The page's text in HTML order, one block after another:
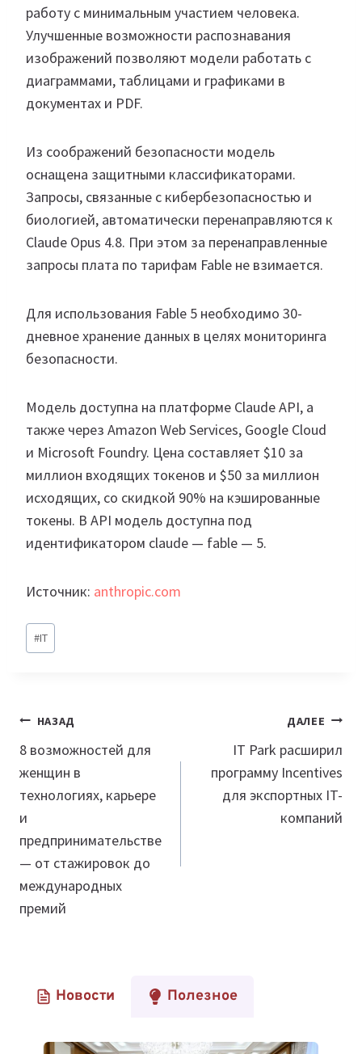
работу с минимальным участием человека.
Улучшенные возможности распознавания
изображений позволяют модели работать с
диаграммами, таблицами и графиками в
документах и PDF.
Из соображений безопасности модель
оснащена защитными классификаторами.
Запросы, связанные с кибербезопасностью и
биологией, автоматически перенаправляются к
Claude Opus 4.8. При этом за перенаправленные
запросы плата по тарифам Fable не взимается.
Для использования Fable 5 необходимо 30-
дневное хранение данных в целях мониторинга
безопасности.
Модель доступна на платформе Claude API, а
также через Amazon Web Services, Google Cloud
и Microsoft Foundry. Цена составляет $10 за
миллион входящих токенов и $50 за миллион
исходящих, со скидкой 90% на кэшированные
токены. В API модель доступна под
идентификатором claude — fable — 5.
Источник: anthropic.com
Метки
записи:
#IT
Навигация
по
записям
НАЗАД
8 возможностей для
женщин в
технологиях, карьере
и
предпринимательстве
— от стажировок до
международных
премий
ДАЛЕЕ
IT Park расширил
программу Incentives
для экспортных IT-
компаний
Новости Полезное